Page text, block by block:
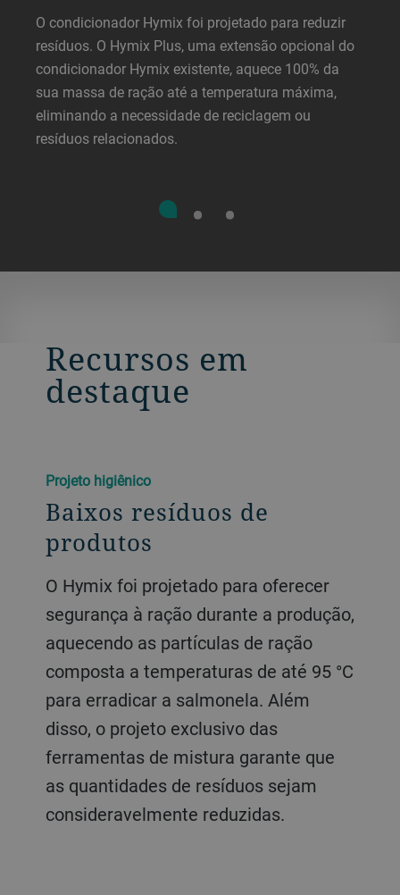
O condicionador Hymix foi projetado para reduzir
resíduos. O Hymix Plus, uma extensão opcional do
condicionador Hymix existente, aquece 100% da
sua massa de ração até a temperatura máxima,
eliminando a necessidade de reciclagem ou
resíduos relacionados.
Recursos em
destaque
Projeto higiênico
Baixos resíduos de
produtos
O Hymix foi projetado para oferecer
segurança à ração durante a produção,
aquecendo as partículas de ração
composta a temperaturas de até 95 °C
para erradicar a salmonela. Além
disso, o projeto exclusivo das
ferramentas de mistura garante que
as quantidades de resíduos sejam
consideravelmente reduzidas.